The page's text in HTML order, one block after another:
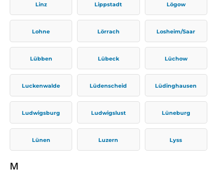
Linz Lippstadt Lögow
Lohne Lörrach Losheim/Saar
Lübben Lübeck Lüchow
Luckenwalde Lüdenscheid Lüdinghausen
Ludwigsburg Ludwigslust Lüneburg
Lünen Luzern Lyss
M